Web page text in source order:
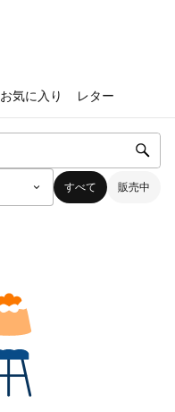
お気に入り レター
すべて 販売中